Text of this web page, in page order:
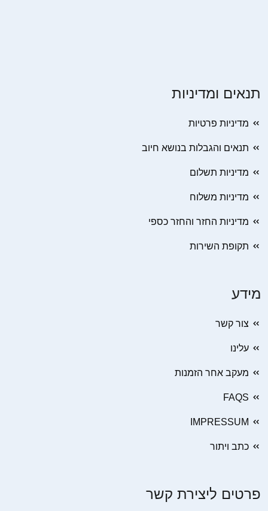
תנאים ומדיניות
מדיניות פרטיות
תנאים והגבלות בנושא חיוב
מדיניות תשלום
מדיניות משלוח
מדיניות החזר והחזר כספי
תקופת השירות
מידע
צור קשר
עלינו
מעקב אחר הזמנות
FAQS
IMPRESSUM
כתב ויתור
פרטים ליצירת קשר